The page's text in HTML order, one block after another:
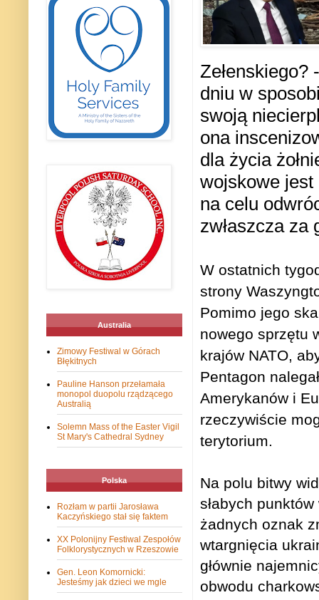
dniu w
swoją
ona
dla życia
wojskowe
na celu
zwłaszcza za
W ostatnich
strony
Pomimo jego
nowego sprzętu
krajów NATO,
Pentagon
Amerykanów i
rzeczywiście
terytorium.
Na polu bitwy
słabych
żadnych oznak
wtargnięcia
głównie
obwodu
Australia
Zimowy Festiwal w Górach
Błękitnych
Pauline Hanson przełamała
monopol duopolu rządzącego
Australią
Solemn Mass of the Easter Vigil
St Mary's Cathedral Sydney
Polska
Rozłam w partii Jarosława
Kaczyńskiego stał się faktem
XX Polonijny Festiwal Zespołów
Folklorystycznych w Rzeszowie
Gen. Leon Komornicki:
Jesteśmy jak dzieci we mgle